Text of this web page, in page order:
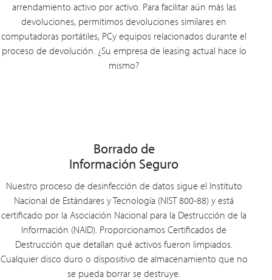
arrendamiento activo por activo. Para facilitar aún más las
devoluciones, permitimos devoluciones similares en
computadoras portátiles, PCy equipos relacionados durante el
proceso de devolución. ¿Su empresa de leasing actual hace lo
mismo?
Borrado de
Información Seguro
Nuestro proceso de desinfección de datos sigue el Instituto
Nacional de Estándares y Tecnología (NIST 800-88) y está
certificado por la Asociación Nacional para la Destrucción de la
Información (NAID). Proporcionamos Certificados de
Destrucción que detallan qué activos fueron limpiados.
Cualquier disco duro o dispositivo de almacenamiento que no
se pueda borrar se destruye.